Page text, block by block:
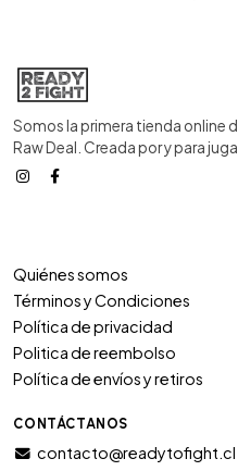
Somos la primera tienda online
Raw Deal. Creada por y para
Quiénes somos
Términos y Condiciones
Política de privacidad
Politica de reembolso
Política de envíos y retiros
CONTÁCTANOS
contacto@readytofight.cl